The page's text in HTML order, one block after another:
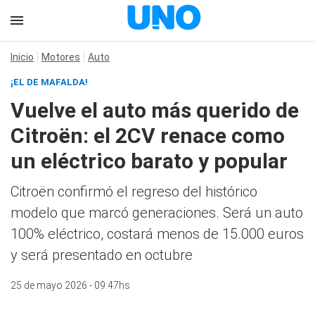
Inicio Motores Auto
¡EL DE MAFALDA!
Vuelve el auto más querido de
Citroën: el 2CV renace como
un eléctrico barato y popular
Citroën confirmó el regreso del histórico
modelo que marcó generaciones. Será un auto
100% eléctrico, costará menos de 15.000 euros
y será presentado en octubre
25 de mayo 2026 - 09:47hs